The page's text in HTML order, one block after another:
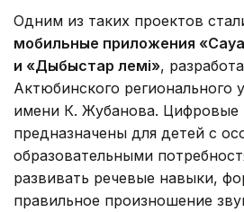
Одним из таких проектов
мобильные приложения
и «Дыбыстар әлемі»,
Актюбинского регионального
имени К. Жубанова. Цифровые
предназначены для детей с
образовательными
развивать речевые навыки,
правильное произношение